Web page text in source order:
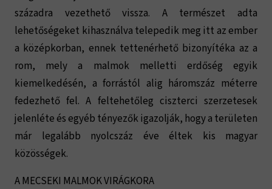
századra vezethető vissza. A természet adta
lehetőségeket kihasználva telepedik meg itt az ember
a középkorban, ennek tettenérhető bizonyítéka az a
rom, mely a malmok melletti erdőség egyik
kiemelkedésén, a forrástól alig háromszáz méterre
fedezhető fel. A feltehetőleg ciszterci szerzetesek
jelenléte és egyéb tényezők igazolják, hogy a területen
már legalább nyolcszáz éve éltek kis magyar
közösségek.
A MECSEKI MALMOK VIRÁGKORA